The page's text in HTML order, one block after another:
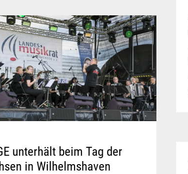
unterhält beim Tag der
in Wilhelmshaven